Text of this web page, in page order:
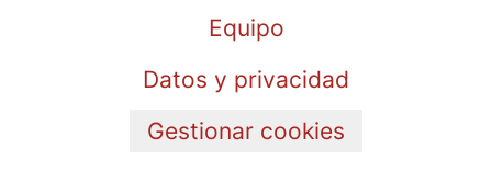
Equipo
Datos y privacidad
Gestionar cookies